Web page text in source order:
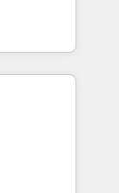
with
and
Hub,
customers
the Year
HubSpot